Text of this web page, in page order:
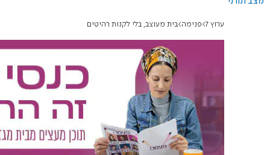
ערוץ 7 פנימה בית מעוצב, בלי לקנות רהיטים